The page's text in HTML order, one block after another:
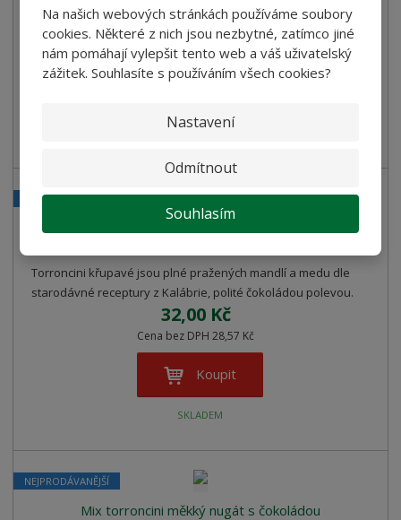
Na našich webových stránkách používáme soubory
cookies. Některé z nich jsou nezbytné, zatímco jiné
nám pomáhají vylepšit tento web a váš uživatelský
zážitek. Souhlasíte s používáním všech cookies?
Nastavení
Odmítnout
Souhlasím
barviv
55,00 Kč
Cena bez DPH 49,11 Kč
NEJPRODÁVANĚJŠÍ
Torroncini křupavé jsou plné pražených mandlí a medu dle
starodávné receptury z Kalábrie, polité čokoládou polevou.
32,00 Kč
Cena bez DPH 28,57 Kč
Koupit
SKLADEM
Mix torroncini měkký nugát s čokoládou
NEJPRODÁVANĚJŠÍ